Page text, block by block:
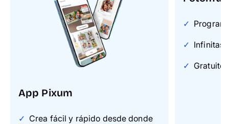
App Pixum
Crea fácil y rápido desde donde
Infinitas
Gratuito